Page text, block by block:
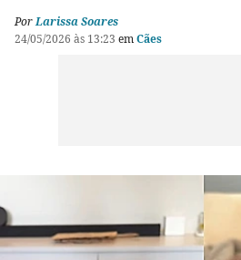
PorLarissa Soares
24/05/2026 às 13:23 emCães